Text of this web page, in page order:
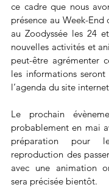
ce cadre que nous
présence au Week-
au Zoodyssée les 24
nouvelles activités et
peut-être agrémenter
les informations
l’agenda du site
Le prochain
probablement en mai
préparation
reproduction des
avec une animation
sera précisée bientôt.